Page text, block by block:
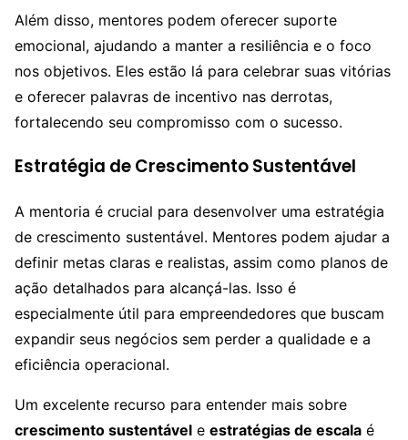
Além disso, mentores podem oferecer suporte
emocional, ajudando a manter a resiliência e o foco
nos objetivos. Eles estão lá para celebrar suas vitórias
e oferecer palavras de incentivo nas derrotas,
fortalecendo seu compromisso com o sucesso.
Estratégia de Crescimento Sustentável
A mentoria é crucial para desenvolver uma estratégia
de crescimento sustentável. Mentores podem ajudar a
definir metas claras e realistas, assim como planos de
ação detalhados para alcançá-las. Isso é
especialmente útil para empreendedores que buscam
expandir seus negócios sem perder a qualidade e a
eficiência operacional.
Um excelente recurso para entender mais sobre
crescimento sustentável e estratégias de escala é